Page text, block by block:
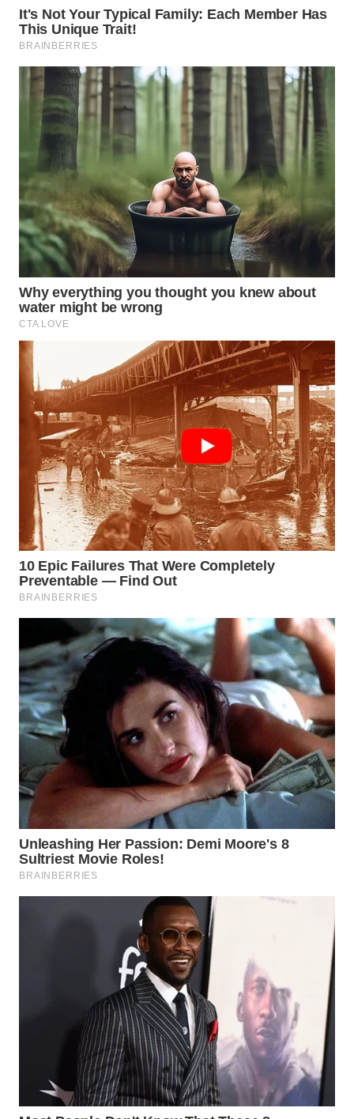
WN
DAIRI
WN
DANAU
TOBA
WN
NIAS
WN
LANGKAT
TAPANULI
SELATAN
TANJUNG
LESUNG
WN
KARO
WN
SIMALUNGUN
WN
LABUHANBATU
TAPANULI
TENGAH
WN DELI
SERDANG
WN
TEBING
TINGGI
PAKPAK
WN
KARAWANG
WN